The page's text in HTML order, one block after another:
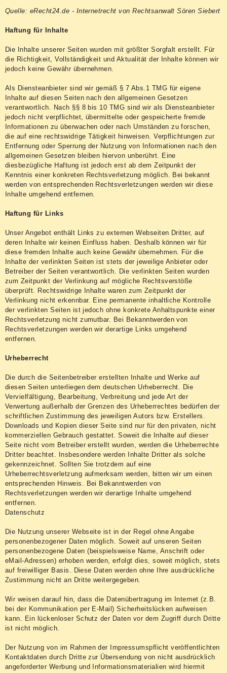
Quelle: eRecht24.de - Internetrecht von Rechtsanwalt Sören Siebert
Haftung für Inhalte
Die Inhalte unserer Seiten wurden mit größter Sorgfalt erstellt. Für
die Richtigkeit, Vollständigkeit und Aktualität der Inhalte können wir
jedoch keine Gewähr übernehmen.
Als Diensteanbieter sind wir gemäß § 7 Abs.1 TMG für eigene
Inhalte auf diesen Seiten nach den allgemeinen Gesetzen
verantwortlich. Nach §§ 8 bis 10 TMG sind wir als Diensteanbieter
jedoch nicht verpflichtet, übermittelte oder gespeicherte fremde
Informationen zu überwachen oder nach Umständen zu forschen,
die auf eine rechtswidrige Tätigkeit hinweisen. Verpflichtungen zur
Entfernung oder Sperrung der Nutzung von Informationen nach den
allgemeinen Gesetzen bleiben hiervon unberührt. Eine
diesbezügliche Haftung ist jedoch erst ab dem Zeitpunkt der
Kenntnis einer konkreten Rechtsverletzung möglich. Bei bekannt
werden von entsprechenden Rechtsverletzungen werden wir diese
Inhalte umgehend entfernen.
Haftung für Links
Unser Angebot enthält Links zu externen Webseiten Dritter, auf
deren Inhalte wir keinen Einfluss haben. Deshalb können wir für
diese fremden Inhalte auch keine Gewähr übernehmen. Für die
Inhalte der verlinkten Seiten ist stets der jeweilige Anbieter oder
Betreiber der Seiten verantwortlich. Die verlinkten Seiten wurden
zum Zeitpunkt der Verlinkung auf mögliche Rechtsverstöße
überprüft. Rechtswidrige Inhalte waren zum Zeitpunkt der
Verlinkung nicht erkennbar. Eine permanente inhaltliche Kontrolle
der verlinkten Seiten ist jedoch ohne konkrete Anhaltspunkte einer
Rechtsverletzung nicht zumutbar. Bei Bekanntwerden von
Rechtsverletzungen werden wir derartige Links umgehend
entfernen.
Urheberrecht
Die durch die Seitenbetreiber erstellten Inhalte und Werke auf
diesen Seiten unterliegen dem deutschen Urheberrecht. Die
Vervielfältigung, Bearbeitung, Verbreitung und jede Art der
Verwertung außerhalb der Grenzen des Urheberrechtes bedürfen der
schriftlichen Zustimmung des jeweiligen Autors bzw. Erstellers.
Downloads und Kopien dieser Seite sind nur für den privaten, nicht
kommerziellen Gebrauch gestattet. Soweit die Inhalte auf dieser
Seite nicht vom Betreiber erstellt wurden, werden die Urheberrechte
Dritter beachtet. Insbesondere werden Inhalte Dritter als solche
gekennzeichnet. Sollten Sie trotzdem auf eine
Urheberrechtsverletzung aufmerksam werden, bitten wir um einen
entsprechenden Hinweis. Bei Bekanntwerden von
Rechtsverletzungen werden wir derartige Inhalte umgehend
entfernen.
Datenschutz
Die Nutzung unserer Webseite ist in der Regel ohne Angabe
personenbezogener Daten möglich. Soweit auf unseren Seiten
personenbezogene Daten (beispielsweise Name, Anschrift oder
eMail-Adressen) erhoben werden, erfolgt dies, soweit möglich, stets
auf freiwilliger Basis. Diese Daten werden ohne Ihre ausdrückliche
Zustimmung nicht an Dritte weitergegeben.
Wir weisen darauf hin, dass die Datenübertragung im Internet (z.B.
bei der Kommunikation per E-Mail) Sicherheitslücken aufweisen
kann. Ein lückenloser Schutz der Daten vor dem Zugriff durch Dritte
ist nicht möglich.
Der Nutzung von im Rahmen der Impressumspflicht veröffentlichten
Kontaktdaten durch Dritte zur Übersendung von nicht ausdrücklich
angeforderter Werbung und Informationsmaterialien wird hiermit